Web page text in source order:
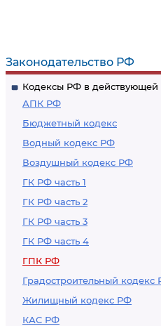
Законодательство РФ
Кодексы РФ в действующей
АПК РФ
Бюджетный кодекс
Водный кодекс РФ
Воздушный кодекс РФ
ГК РФ часть 1
ГК РФ часть 2
ГК РФ часть 3
ГК РФ часть 4
ГПК РФ
Градостроительный кодекс
Жилищный кодекс РФ
КАС РФ
показаний и за дачу
заведомо ложных
показаний